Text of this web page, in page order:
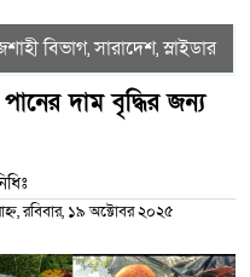
বিভাগ,সারাদেশ,স্লাইডার
পানের দাম বৃদ্ধির জন্য
রবিবার, ১৯ অক্টোবর ২০২৫